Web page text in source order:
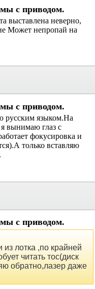
с приводом.
выставлена неверно,
Может непропай на
с приводом.
русским языком.На
я вынимаю глаз с
фокусировка и
только вставляю
с приводом.
лотка ,по крайней
читать тос(диск
обратно,лазер даже